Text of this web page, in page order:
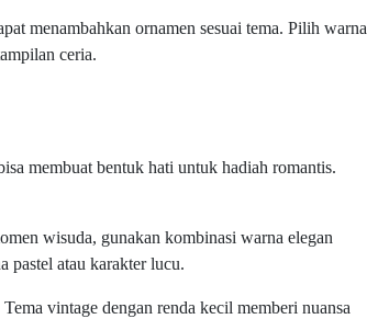
menambahkan ornamen sesuai tema. Pilih warna
ceria.
membuat bentuk hati untuk hadiah romantis.
wisuda, gunakan kombinasi warna elegan
pastel atau karakter lucu.
vintage dengan renda kecil memberi nuansa